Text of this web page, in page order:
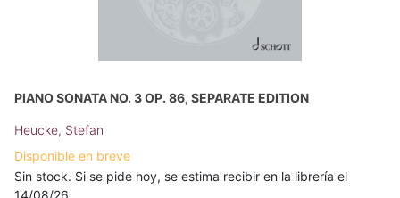
PIANO SONATA NO. 3 OP. 86, SEPARATE EDITION
Heucke, Stefan
Disponible en breve
Sin stock. Si se pide hoy, se estima recibir en la librería el